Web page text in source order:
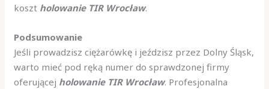
koszt holowanie TIR Wrocław.
Podsumowanie
Jeśli prowadzisz ciężarówkę i jeździsz przez Dolny Śląsk,
warto mieć pod ręką numer do sprawdzonej firmy
oferującej holowanie TIR Wrocław. Profesjonalna